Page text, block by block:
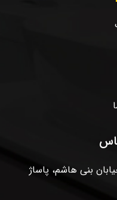
بنی هاشم، پاساژ